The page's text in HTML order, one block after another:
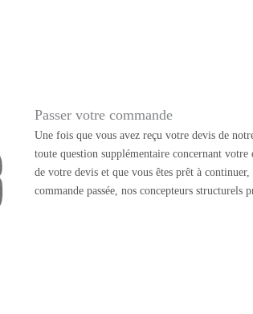
Passer votre commande
Une fois que vous avez reçu votre devis de
toute question supplémentaire concernant
de votre devis et que vous êtes prêt à
commande passée, nos concepteurs structurels